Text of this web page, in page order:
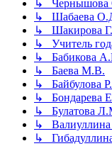
↳ Чернышова
↳ Шабаева
↳ Шакирова
↳ Учитель
↳ Бабикова
↳ Баева М.В.
↳ Байбулова
↳ Бондарева
↳ Булатова
↳ Валиуллина
↳